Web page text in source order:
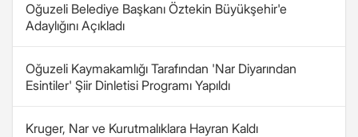
Oğuzeli Belediye Başkanı Öztekin Büyükşehir'e
Adaylığını Açıkladı
Oğuzeli Kaymakamlığı Tarafından 'Nar Diyarından
Esintiler' Şiir Dinletisi Programı Yapıldı
Kruger, Nar ve Kurutmalıklara Hayran Kaldı